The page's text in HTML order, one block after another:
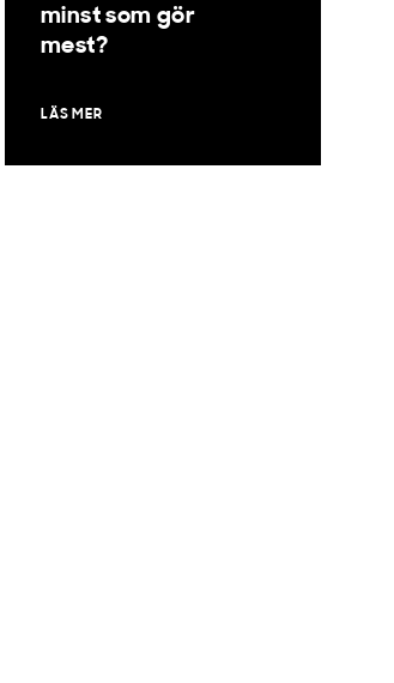
minst som gör
mest?
LÄS MER